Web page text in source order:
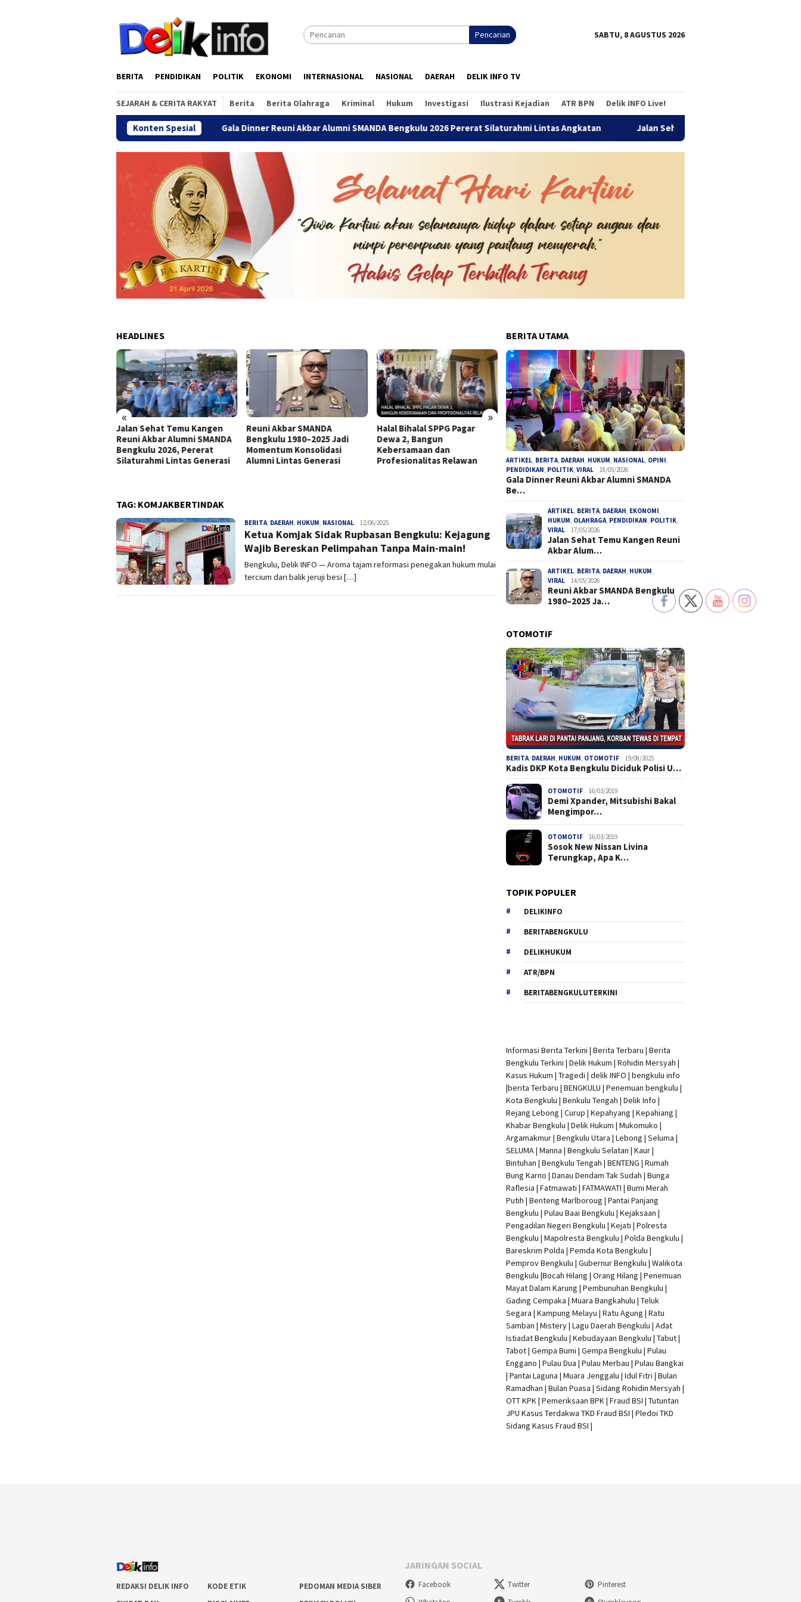
Pencarian SABTU, 8 AGUSTUS 2026
BERITA PENDIDIKAN POLITIK EKONOMI INTERNASIONAL NASIONAL DAERAH DELIK INFO TV
SEJARAH & CERITA RAKYAT Berita Berita Olahraga Kriminal Hukum Investigasi Ilustrasi Kejadian ATR BPN Delik INFO Live!
Konten SpesialGala Dinner Reuni Akbar Alumni SMANDA Bengkulu 2026 Pererat Silaturahmi Lintas Angkatan Jalan Sehat Temu Kangen Reuni Akbar Alumni
HEADLINES
« »
Jalan Sehat Temu Kangen
Reuni Akbar Alumni SMANDA
Bengkulu 2026, Pererat
Silaturahmi Lintas Generasi
Reuni Akbar SMANDA
Bengkulu 1980–2025 Jadi
Momentum Konsolidasi
Alumni Lintas Generasi
Halal Bihalal SPPG Pagar
Dewa 2, Bangun
Kebersamaan dan
Profesionalitas Relawan
SK Tanpa Prosedur, Mantan
Bupati Bengkulu Utara Jadi
Tersangka Korupsi Tambang
Koperasi Hadir di Bumi Ayu 8:
Warga RW 06 Mantapkan
Langkah Menuju Ekonomi
Mandiri
TAG: KOMJAKBERTINDAK
BERITA, DAERAH, HUKUM, NASIONAL admin
12/06/2025
Ketua Komjak Sidak Rupbasan Bengkulu: Kejagung
Wajib Bereskan Pelimpahan Tanpa Main-main!
Bengkulu, Delik INFO — Aroma tajam reformasi penegakan hukum mulai
tercium dari balik jeruji besi […]
BERITA UTAMA
ARTIKEL BERITA DAERAH HUKUM NASIONAL OPINI
PENDIDIKAN POLITIK ,VIRAL 18/05/2026
Gala Dinner Reuni Akbar Alumni SMANDA
Be…
ARTIKEL BERITA DAERAH EKONOMI
HUKUM OLAHRAGA PENDIDIKAN POLITIK
VIRAL
17/05/2026
Jalan Sehat Temu Kangen Reuni
Akbar Alum…
ARTIKEL BERITA DAERAH HUKUM
VIRAL
14/05/2026
Reuni Akbar SMANDA Bengkulu
1980–2025 Ja…
OTOMOTIF
BERITA DAERAH HUKUM OTOMOTIF 19/08/2025
Kadis DKP Kota Bengkulu Diciduk Polisi U…
OTOMOTIF 16/03/2019
Demi Xpander, Mitsubishi Bakal
Mengimpor…
OTOMOTIF 16/03/2019
Sosok New Nissan Livina
Terungkap, Apa K…
TOPIK POPULER
DELIKINFO
BERITABENGKULU
DELIKHUKUM
ATR/BPN
BERITABENGKULUTERKINI
Informasi Berita Terkini |Berita Terbaru |Berita
Bengkulu Terkini |Delik Hukum |Rohidin Mersyah |
Kasus Hukum |Tragedi | delik INFO |bengkulu info
|berita Terbaru | BENGKULU |Penemuan bengkulu |
Kota Bengkulu | Benkulu Tengah |Delik Info |
Rejang Lebong | Curup | Kepahyang | Kepahiang |
Khabar Bengkulu |Delik Hukum | Mukomuko |
Argamakmur | Bengkulu Utara | Lebong | Seluma |
SELUMA | Manna | Bengkulu Selatan | Kaur |
Bintuhan | Bengkulu Tengah | BENTENG | Rumah
Bung Karno | Danau Dendam Tak Sudah | Bunga
Raflesia | Fatmawati | FATMAWATI | Bumi Merah
Putih | Benteng Marlboroug | Pantai Panjang
Bengkulu | Pulau Baai Bengkulu | Kejaksaan |
Pengadilan Negeri Bengkulu | Kejati |Polresta
Bengkulu |Mapolresta Bengkulu | Polda Bengkulu |
Bareskrim Polda | Pemda Kota Bengkulu |
Pemprov Bengkulu |Gubernur Bengkulu | Walikota
Bengkulu |Bocah Hilang | Orang Hilang |Penemuan
Mayat Dalam Karung |Pembunuhan Bengkulu |
Gading Cempaka | Muara Bangkahulu | Teluk
Segara | Kampung Melayu | Ratu Agung | Ratu
Samban | Mistery | Lagu Daerah Bengkulu | Adat
Istiadat Bengkulu | Kebudayaan Bengkulu | Tabut |
Tabot | Gempa Bumi | Gempa Bengkulu |Pulau
Enggano | Pulau Dua | Pulau Merbau | Pulau Bangkai
| Pantai Laguna | Muara Jenggalu | Idul Fitri | Bulan
Ramadhan | Bulan Puasa |Sidang Rohidin Mersyah |
OTT KPK | Pemeriksaan BPK | Fraud BSI |Tutuntan
JPU Kasus Terdakwa TKD Fraud BSI |Pledoi TKD
Sidang Kasus Fraud BSI |
REDAKSI DELIK INFO KODE ETIK
PEDOMAN MEDIA SIBER
JARINGAN SOCIAL
Facebook Twitter
Pinterest